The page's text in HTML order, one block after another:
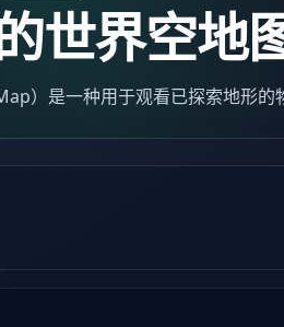
世界空地
）是一种用于观看已探索地形的